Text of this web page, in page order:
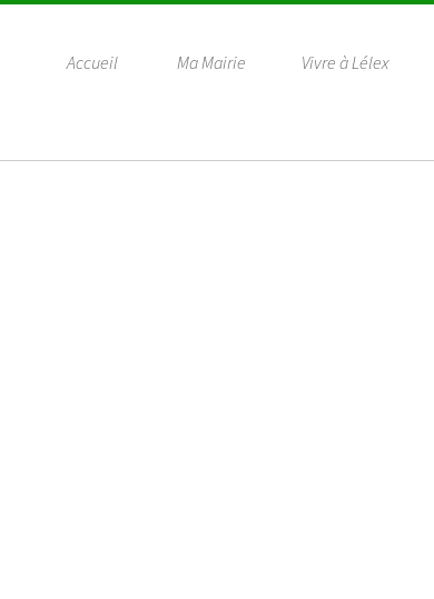
Accueil Ma Mairie Vivre à Lélex